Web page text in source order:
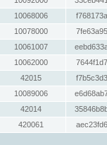
10068006
10078000
10061007
10062000
42015
10089006
42014
420061